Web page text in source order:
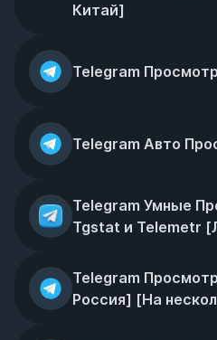
Китай]
Telegram
Telegram Авто
Telegram Умные
Tgstat и Telemetr
Telegram
Россия] [На